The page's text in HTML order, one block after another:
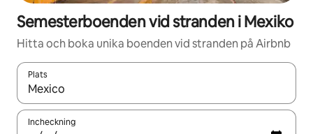
Semesterboenden vid stranden i Mexiko
Hitta och boka unika boenden vid stranden på Airbnb
Plats
När resultaten är tillgängliga kan du navigera med upp- och
Incheckning